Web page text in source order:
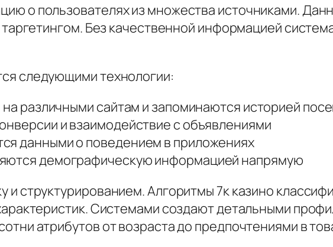
о пользователях из множества источниками.
Без качественной информацией
следующими технологии:
различными сайтам и запоминаются историей
и взаимодействие с объявлениями
данными о поведением в приложениях
демографическую информацией напрямую
структурированием. Алгоритмы 7к казино
Системами создают детальными
атрибутов от возраста до предпочтениями в